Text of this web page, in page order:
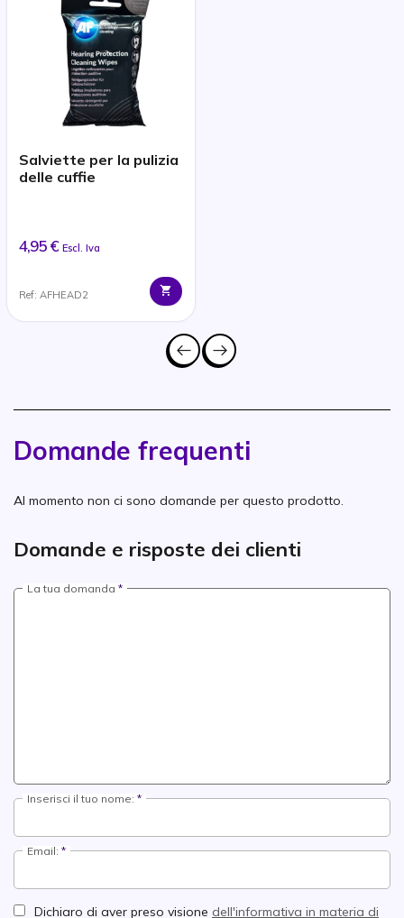
Salviette per la pulizia
delle cuffie
4,95 € Escl. Iva
Ref: AFHEAD2
Domande frequenti
Al momento non ci sono domande per questo prodotto.
Domande e risposte dei clienti
La tua domanda
Inserisci il tuo nome:
Email:
Dichiaro di aver preso visione dell'informativa in materia di